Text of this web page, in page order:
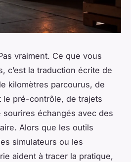
vraiment. Ce que vous
c’est la traduction écrite de
kilomètres parcourus, de
le pré-contrôle, de trajets
échangés avec des
Alors que les outils
simulateurs ou les
aident à tracer la pratique,